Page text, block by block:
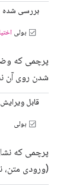
بررسی شده
بولی
پرچمی که
شدن روی آن
قابل ویرایش
بولی
پرچمی که
(ورودی متن،